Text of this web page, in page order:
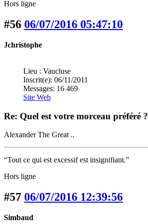
Hors ligne
#56 06/07/2016 05:47:10
Jchristophe
Lieu : Vaucluse
Inscrit(e): 06/11/2011
Messages: 16 469
Site Web
Re: Quel est votre morceau préféré ?
Alexander The Great ..
“Tout ce qui est excessif est insignifiant.”
Hors ligne
#57 06/07/2016 12:39:56
Simbaud